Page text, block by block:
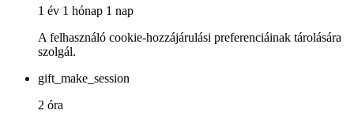
1 év 1 hónap 1 nap
A felhasználó cookie-hozzájárulási preferenciáinak tárolására
szolgál.
gift_make_session
2 óra